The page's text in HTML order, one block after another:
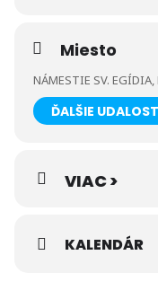
Miesto
NÁMESTIE SV. EGÍDIA,
ĎALŠIE
VIAC >
KALENDÁR